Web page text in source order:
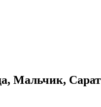
Мальчик,